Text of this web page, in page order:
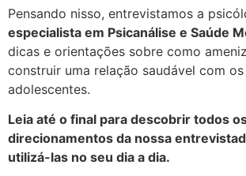
Pensando nisso, entrevistamos a
especialista em Psicanálise e Saúde
dicas e orientações sobre como
construir uma relação saudável com
adolescentes.
Leia até o final para descobrir todos
direcionamentos da nossa
utilizá-las no seu dia a dia.